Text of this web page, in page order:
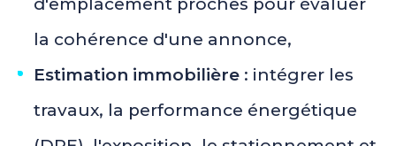
la cohérence d'une annonce,
Estimation immobilière : intégrer les
travaux, la performance énergétique